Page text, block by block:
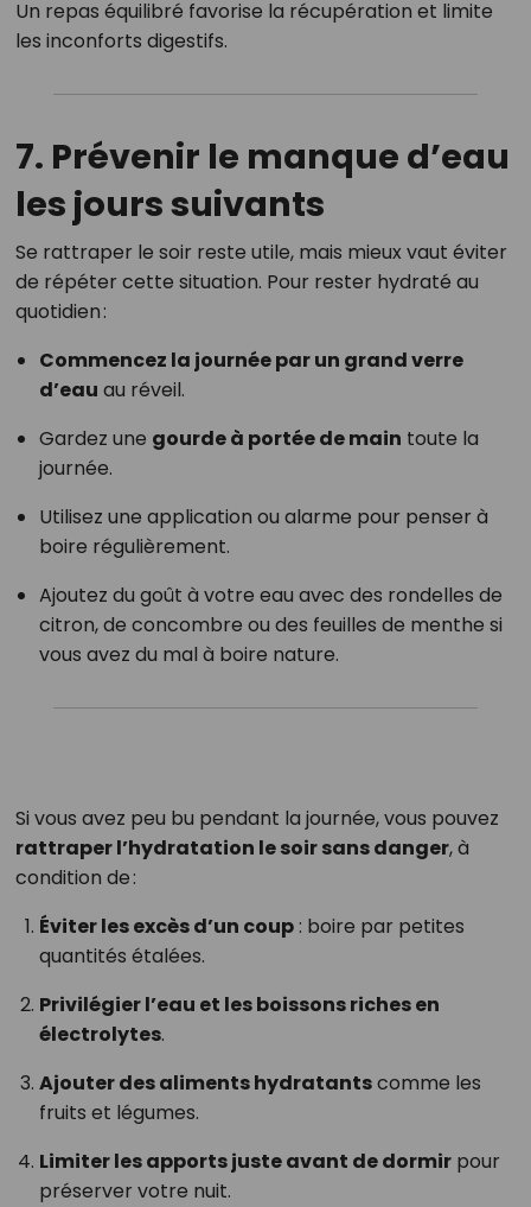
Un repas équilibré favorise la récupération et limite
les inconforts digestifs.
7. Prévenir le manque d’eau
les jours suivants
Se rattraper le soir reste utile, mais mieux vaut éviter
de répéter cette situation. Pour rester hydraté au
quotidien :
Commencez la journée par un grand verre
d’eau au réveil.
Gardez une gourde à portée de main toute la
journée.
Utilisez une application ou alarme pour penser à
boire régulièrement.
Ajoutez du goût à votre eau avec des rondelles de
citron, de concombre ou des feuilles de menthe si
vous avez du mal à boire nature.
Si vous avez peu bu pendant la journée, vous pouvez
rattraper l’hydratation le soir sans danger, à
condition de :
Éviter les excès d’un coup: boire par petites
quantités étalées.
Privilégier l’eau et les boissons riches en
électrolytes.
Ajouter des aliments hydratantscomme les
fruits et légumes.
Limiter les apports juste avant de dormirpour
préserver votre nuit.